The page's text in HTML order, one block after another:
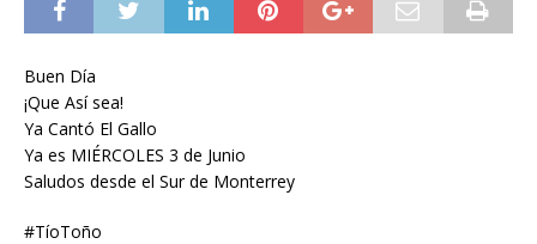
Buen Día
¡Que Así sea!
Ya Cantó El Gallo
Ya es MIÉRCOLES 3 de Junio
Saludos desde el Sur de Monterrey
#TíoToño